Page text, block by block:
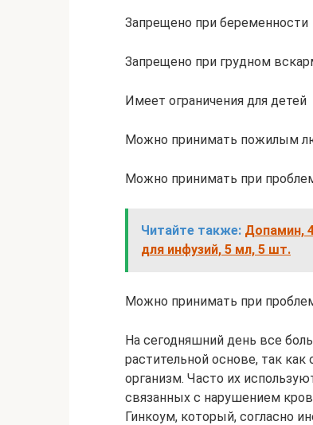
Запрещено при беременности
Запрещено при грудном
Имеет ограничения для детей
Можно принимать пожилым
Можно принимать при
Читайте также: Допамин,
для инфузий, 5 мл, 5 шт.
Можно принимать при
На сегодняшний день все
растительной основе, так
организм. Часто их
связанных с нарушением
Гинкоум, который, согласно